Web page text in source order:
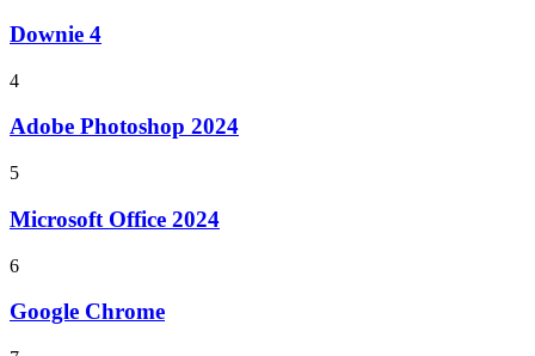
Downie 4
4
Adobe Photoshop 2024
5
Microsoft Office 2024
6
Google Chrome